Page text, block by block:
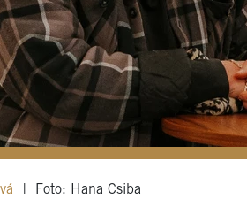
Foto: Hana Csiba